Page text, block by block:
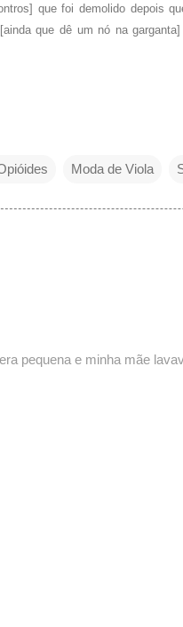
que foi demolido depois
que dê um nó na
Moda de Viola
pequena e minha mãe